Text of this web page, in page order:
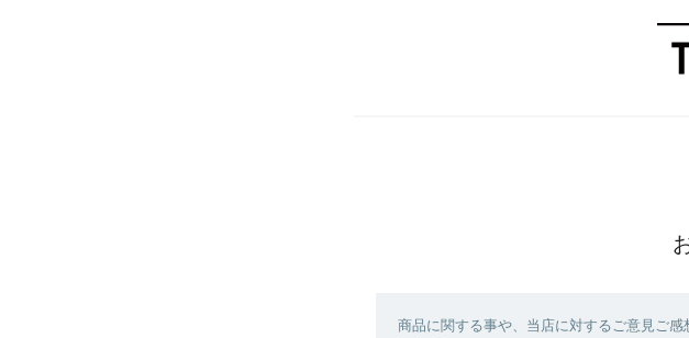
商品に関する事や、当店に対するご意見ご